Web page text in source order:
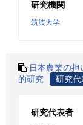
研究機関
筑波大学
日本農業の
的研究
研究代
研究代表者